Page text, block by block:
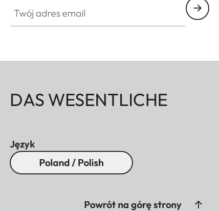
DAS WESENTLICHE
Język
Poland / Polish
Powrót na górę strony